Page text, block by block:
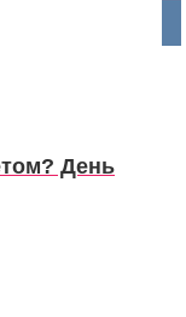
День